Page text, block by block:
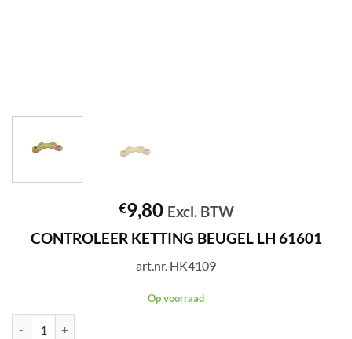
€9,80 Excl. BTW
CONTROLEER KETTING BEUGEL LH 61601
art.nr. HK4109
Op voorraad